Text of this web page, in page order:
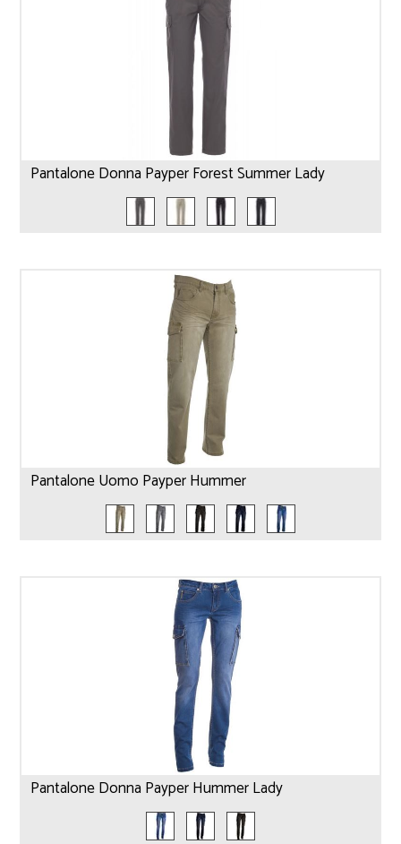
Pantalone Donna Payper Forest Summer Lady
Pantalone Uomo Payper Hummer
Pantalone Donna Payper Hummer Lady